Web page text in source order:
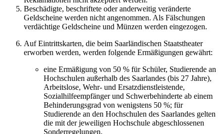
Beschädigte, beschriftete oder anderweitig veränderte
Geldscheine werden nicht angenommen. Als Fälschungen
verdächtige Geldscheine und Münzen werden eingezogen.
Auf Eintrittskarten, die beim Saarländischen Staatstheater
erworben werden, werden folgende Ermäßigungen gewährt:
eine Ermäßigung von 50 % für Schüler, Studierende an
Hochschulen außerhalb des Saarlandes (bis 27 Jahre),
Arbeitslose, Wehr- und Ersatzdienstleistende,
Sozialhilfeempfänger und Schwerbehinderte ab einem
Behinderungsgrad von wenigstens 50 %; für
Studierende an den Hochschulen des Saarlandes gelten
die mit der jeweiligen Hochschule abgeschlossenen
Sonderregelungen.